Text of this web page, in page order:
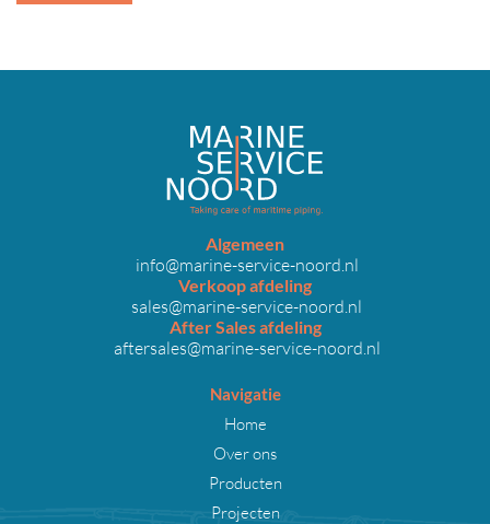
Algemeen
info@marine-service-noord.nl
Verkoop afdeling
sales@marine-service-noord.nl
After Sales afdeling
aftersales@marine-service-noord.nl
Navigatie
Home
Over ons
Producten
Projecten